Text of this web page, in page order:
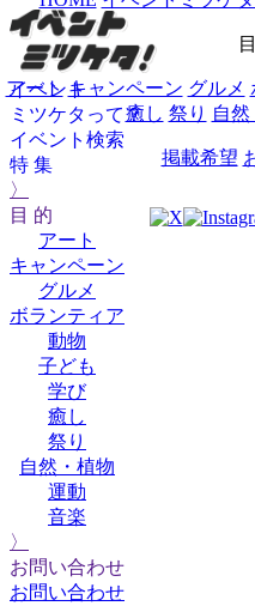
イベント
ミツケタって？
イベント検索
特 集
〉
目 的
アート
キャンペーン
グルメ
ボランティア
動物
子ども
学び
癒し
祭り
自然・植物
運動
音楽
〉
お問い合わせ
お問い合わせ
アート キャンペーン グルメ
癒し 祭り 自然
掲載希望